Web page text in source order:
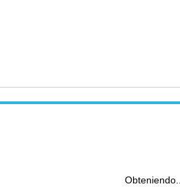
Obteniendo...